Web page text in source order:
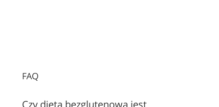
FAQ
Czy dieta bezglutenowa jest